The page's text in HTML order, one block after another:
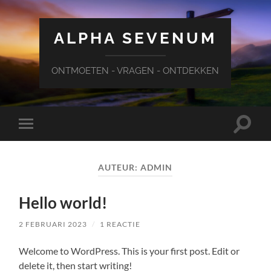
ALPHA SEVENUM
ONTMOETEN - VRAGEN - ONTDEKKEN
Schakel
naar
AUTEUR:ADMIN
Hello world!
2 FEBRUARI 2023 / 1 REACTIE
Welcome to WordPress. This is your first post. Edit or
delete it, then start writing!